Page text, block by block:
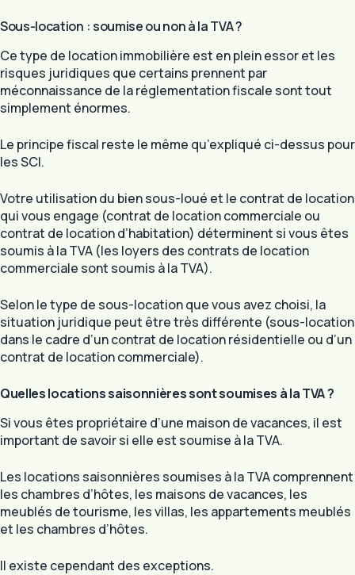
Sous-location : soumise ou non à la TVA ?
Ce type de location immobilière est en plein essor et les
risques juridiques que certains prennent par
méconnaissance de la réglementation fiscale sont tout
simplement énormes.
Le principe fiscal reste le même qu’expliqué ci-dessus pour
les SCI.
Votre utilisation du bien sous-loué et le contrat de location
qui vous engage (contrat de location commerciale ou
contrat de location d’habitation) déterminent si vous êtes
soumis à la TVA (les loyers des contrats de location
commerciale sont soumis à la TVA).
Selon le type de sous-location que vous avez choisi, la
situation juridique peut être très différente (sous-location
dans le cadre d’un contrat de location résidentielle ou d’un
contrat de location commerciale).
Quelles locations saisonnières sont soumises à la TVA ?
Si vous êtes propriétaire d’une maison de vacances, il est
important de savoir si elle est soumise à la TVA.
Les locations saisonnières soumises à la TVA comprennent
les chambres d’hôtes, les maisons de vacances, les
meublés de tourisme, les villas, les appartements meublés
et les chambres d’hôtes.
Il existe cependant des exceptions.